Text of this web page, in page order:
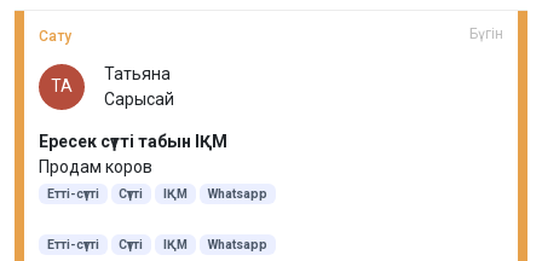
Сату Бүгін
ТА
Татьяна
Сарысай
Ересек сүтті табын ІҚМ
Продам коров
Етті-сүтті Сүтті ІҚМ Whatsapp
Етті-сүтті Сүтті ІҚМ Whatsapp